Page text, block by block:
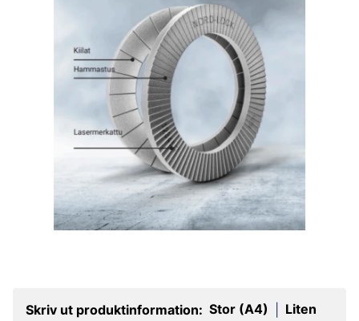
Skriv ut produktinformation: Stor (A4) Liten